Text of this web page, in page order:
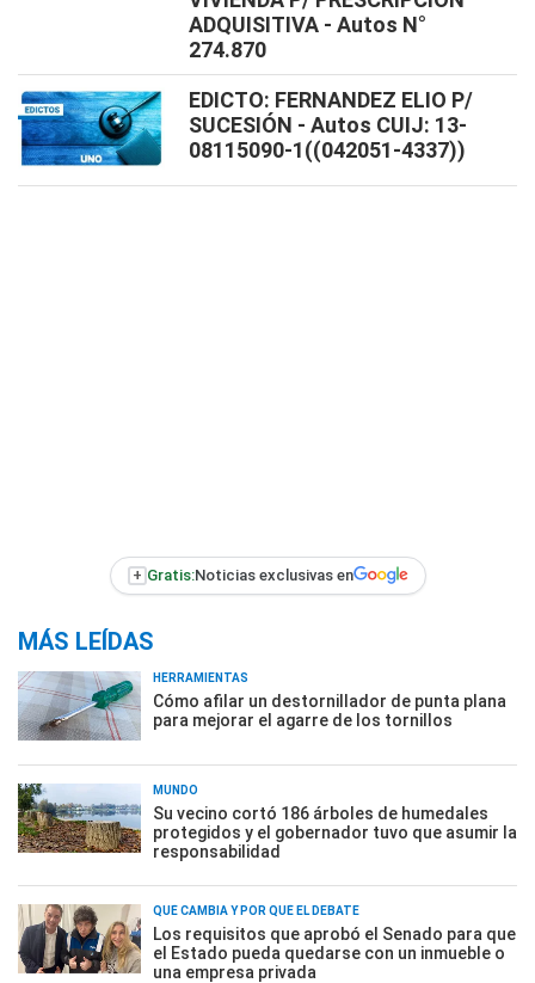
ADQUISITIVA - Autos N°
274.870
EDICTO: FERNANDEZ ELIO P/
SUCESIÓN - Autos CUIJ: 13-
08115090-1((042051-4337))
+ Gratis:Noticias exclusivas en
MÁS LEÍDAS
HERRAMIENTAS
Cómo afilar un destornillador de punta plana
para mejorar el agarre de los tornillos
MUNDO
Su vecino cortó 186 árboles de humedales
protegidos y el gobernador tuvo que asumir la
responsabilidad
QUÉ CAMBIA Y POR QUÉ EL DEBATE
Los requisitos que aprobó el Senado para que
el Estado pueda quedarse con un inmueble o
una empresa privada